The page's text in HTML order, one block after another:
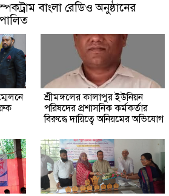
বাংলা রেডিও অনুষ্ঠানের
শ্রীমঙ্গলের কালাপুর ইউনিয়ন
পরিষদের প্রশাসনিক কর্মকর্তার
বিরুদ্ধে দায়িত্বে অনিয়মের অভিযোগ